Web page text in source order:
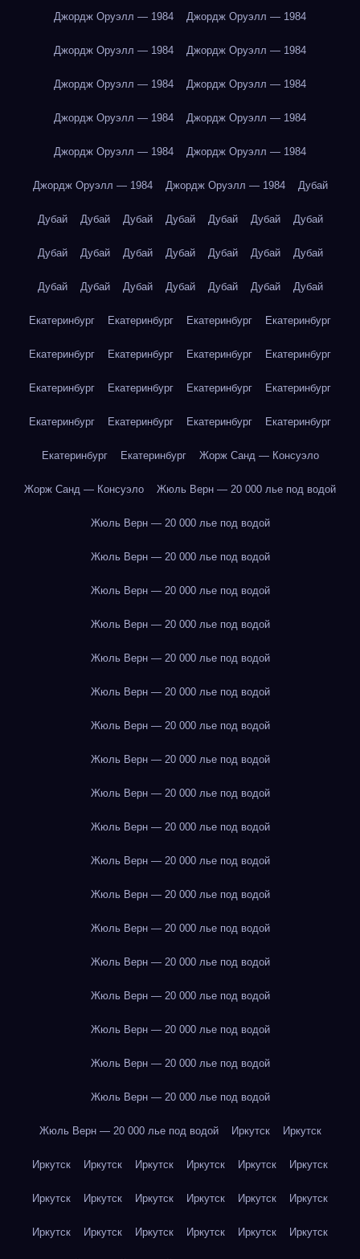
Джордж Оруэлл — 1984 Джордж Оруэлл — 1984
Джордж Оруэлл — 1984 Джордж Оруэлл — 1984
Джордж Оруэлл — 1984 Джордж Оруэлл — 1984
Джордж Оруэлл — 1984 Джордж Оруэлл — 1984
Джордж Оруэлл — 1984 Джордж Оруэлл — 1984
Джордж Оруэлл — 1984 Джордж Оруэлл — 1984 Дубай
Дубай Дубай Дубай Дубай Дубай Дубай Дубай
Дубай Дубай Дубай Дубай Дубай Дубай Дубай
Дубай Дубай Дубай Дубай Дубай Дубай Дубай
Екатеринбург Екатеринбург Екатеринбург Екатеринбург
Екатеринбург Екатеринбург Екатеринбург Екатеринбург
Екатеринбург Екатеринбург Екатеринбург Екатеринбург
Екатеринбург Екатеринбург Екатеринбург Екатеринбург
Екатеринбург Екатеринбург Жорж Санд — Консуэло
Жорж Санд — Консуэло Жюль Верн — 20 000 лье под водой
Жюль Верн — 20 000 лье под водой
Жюль Верн — 20 000 лье под водой
Жюль Верн — 20 000 лье под водой
Жюль Верн — 20 000 лье под водой
Жюль Верн — 20 000 лье под водой
Жюль Верн — 20 000 лье под водой
Жюль Верн — 20 000 лье под водой
Жюль Верн — 20 000 лье под водой
Жюль Верн — 20 000 лье под водой
Жюль Верн — 20 000 лье под водой
Жюль Верн — 20 000 лье под водой
Жюль Верн — 20 000 лье под водой
Жюль Верн — 20 000 лье под водой
Жюль Верн — 20 000 лье под водой
Жюль Верн — 20 000 лье под водой
Жюль Верн — 20 000 лье под водой
Жюль Верн — 20 000 лье под водой
Жюль Верн — 20 000 лье под водой
Жюль Верн — 20 000 лье под водой Иркутск Иркутск
Иркутск Иркутск Иркутск Иркутск Иркутск Иркутск
Иркутск Иркутск Иркутск Иркутск Иркутск Иркутск
Иркутск Иркутск Иркутск Иркутск Иркутск Иркутск